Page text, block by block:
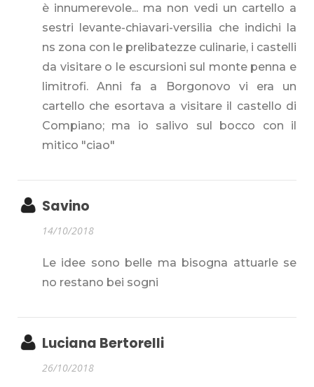
è innumerevole... ma non vedi un cartello a
sestri levante-chiavari-versilia che indichi la
ns zona con le prelibatezze culinarie, i castelli
da visitare o le escursioni sul monte penna e
limitrofi. Anni fa a Borgonovo vi era un
cartello che esortava a visitare il castello di
Compiano; ma io salivo sul bocco con il
mitico "ciao"
Savino
14/10/2018
Le idee sono belle ma bisogna attuarle se
no restano bei sogni
Luciana Bertorelli
26/10/2018